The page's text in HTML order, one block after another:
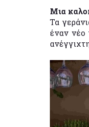
Μια
Τα
έναν νέο